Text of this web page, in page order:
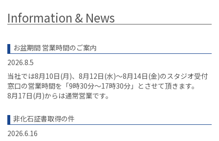
Information & News
お盆期間 営業時間のご案内
2026.8.5
当社では8月10日(月)、8月12日(水)〜8月14日(金)のスタジオ受付
窓口の営業時間を「9時30分～17時30分」とさせて頂きます。
8月17日(月)からは通常営業です。
非化石証書取得の件
2026.6.16